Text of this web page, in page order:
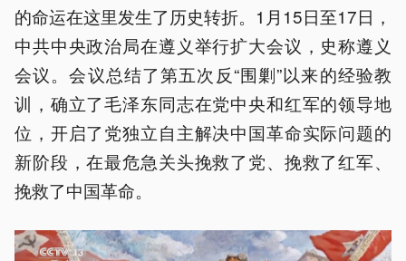
的命运在这里发生了历史转折。1月15日至17日，
中共中央政治局在遵义举行扩大会议，史称遵义
会议。会议总结了第五次反“围剿”以来的经验教
训，确立了毛泽东同志在党中央和红军的领导地
位，开启了党独立自主解决中国革命实际问题的
新阶段，在最危急关头挽救了党、挽救了红军、
挽救了中国革命。